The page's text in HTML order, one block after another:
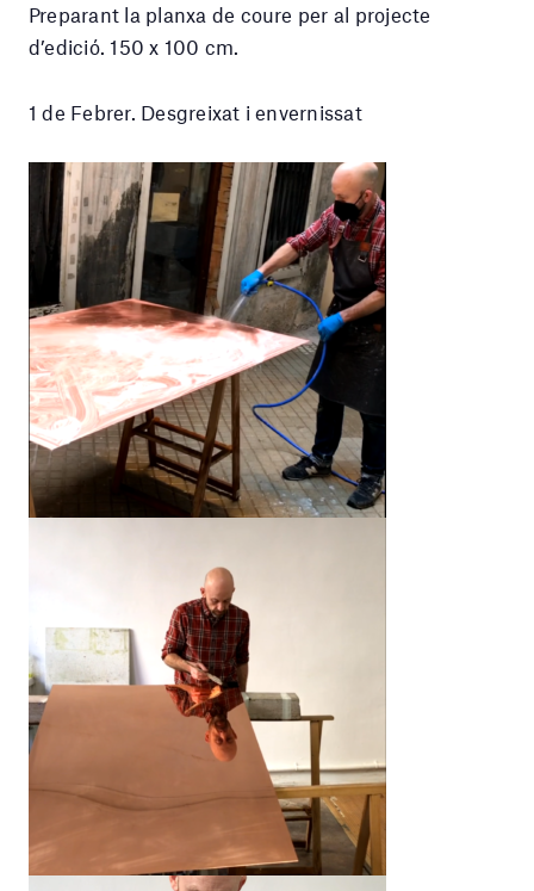
Preparant la planxa de coure per al projecte
d’edició. 150 x 100 cm.
1 de Febrer. Desgreixat i envernissat